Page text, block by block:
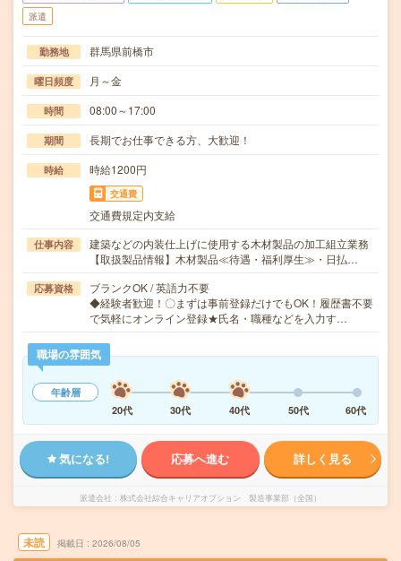
派遣
勤務地 群馬県前橋市
曜日頻度 月～金
時間 08:00～17:00
期間 長期でお仕事できる方、大歓迎！
時給 時給1200円
交通費
交通費規定内支給
仕事内容
建築などの内装仕上げに使用する木材製品の加工組立業務
【取扱製品情報】木材製品≪待遇・福利厚生≫・日払…
応募資格
ブランクOK / 英語力不要
◆経験者歓迎！〇まずは事前登録だけでもOK！履歴書不要
で気軽にオンライン登録★氏名・職種などを入力す…
職場の雰囲気
年齢層
20代
30代 40代 50代 60代
気になる! 応募へ進む 詳しく見る
派遣会社 株式会社綜合キャリアオプション 製造事業部（全国）
未読 掲載日 2026/08/05